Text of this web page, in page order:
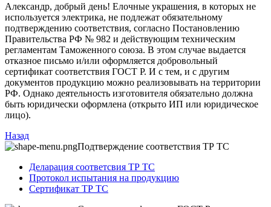
Александр, добрый день! Елочные украшения, в которых не
используется электрика, не подлежат обязательному
подтверждению соответствия, согласно Постановлению
Правительства РФ № 982 и действующим техническим
регламентам Таможенного союза. В этом случае выдается
отказное письмо и/или оформляется добровольный
сертификат соответствия ГОСТ Р. И с тем, и с другим
документов продукцию можно реализовывать на территории
РФ. Однако деятельность изготовителя обязательно должна
быть юридически оформлена (открыто ИП или юридическое
лицо).
Назад
Подтверждение соответствия ТР ТС
Деларация соответсвия ТР ТС
Протокол испытания на продукцию
Сертификат ТР ТС